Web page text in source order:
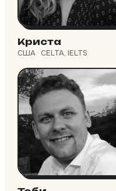
Криста
США · CELTA, IELTS